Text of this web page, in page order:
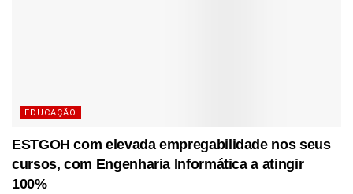
EDUCAÇÃO
ESTGOH com elevada empregabilidade nos seus
cursos, com Engenharia Informática a atingir
100%